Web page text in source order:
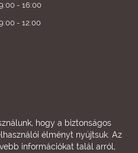
- 16:00
- 12:00
hogy a biztonságos
élményt nyújtsuk. Az
információkat talál arról,